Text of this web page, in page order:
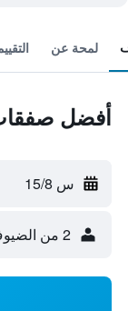
لمحة عن
أفضل
س 15/8
2 من الضيوف، غرفة واحدة